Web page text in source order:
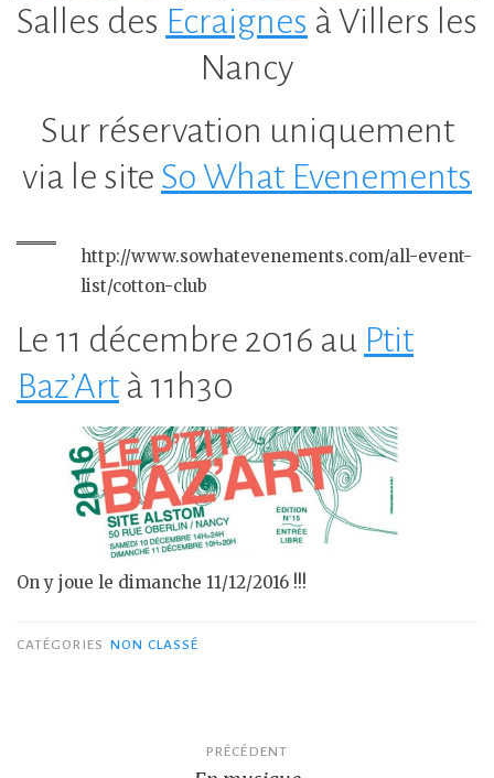
Salles des Ecraignes à Villers les
Nancy
Sur réservation uniquement
via le site So What Evenements
http://www.sowhatevenements.com/all-event-
list/cotton-club
Le 11 décembre 2016 au Ptit
Baz’Art à 11h30
On y joue le dimanche 11/12/2016 !!!
CATÉGORIES NON CLASSÉ
PRÉCÉDENT